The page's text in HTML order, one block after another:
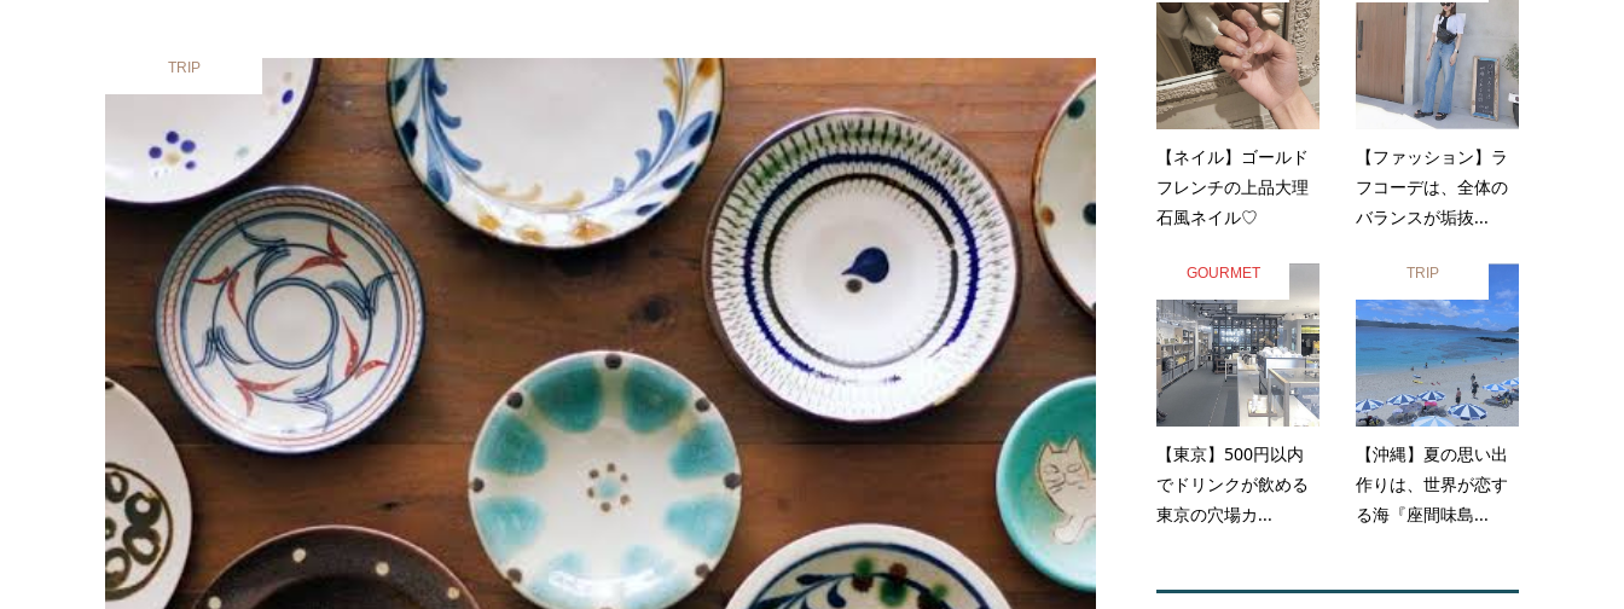
TRIP
【ネイル】ゴールド
フレンチの上品大理
石風ネイル♡
【ファッション】ラ
フコーデは、全体の
バランスが垢抜...
GOURMET
【東京】500円以内
でドリンクが飲める
東京の穴場カ...
TRIP
【沖縄】夏の思い出
作りは、世界が恋す
る海『座間味島...